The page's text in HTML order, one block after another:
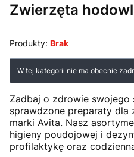
Zwierzęta
Produkty: Brak
Lista produktów
W tej kategorii nie ma obecnie
Zadbaj o zdrowie swojego
sprawdzone preparaty dla
marki Avita. Nasz
higieny poudojowej i
profilaktykę oraz